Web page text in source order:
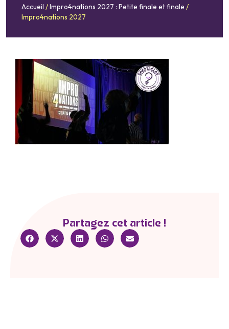
Accueil /Impro4nations 2027 : Petite finale et finale /
Impro4nations 2027
Partagez cet article !